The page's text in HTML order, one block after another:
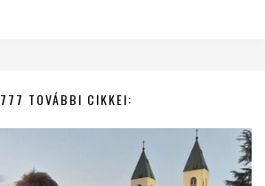
777 TOVÁBBI CIKKEI: